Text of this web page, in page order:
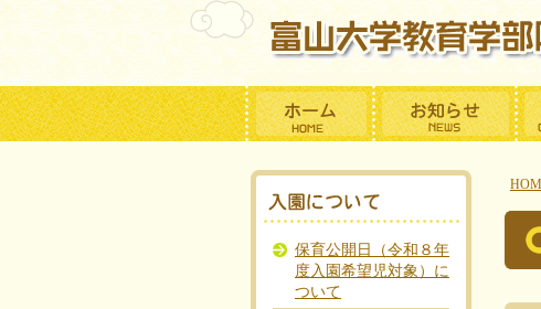
保育公開日（令和８年
度入園希望児対象）に
ついて